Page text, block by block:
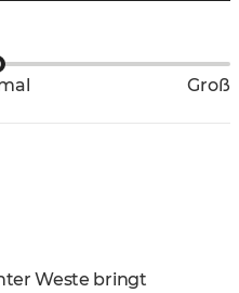
Groß
Weste bringt